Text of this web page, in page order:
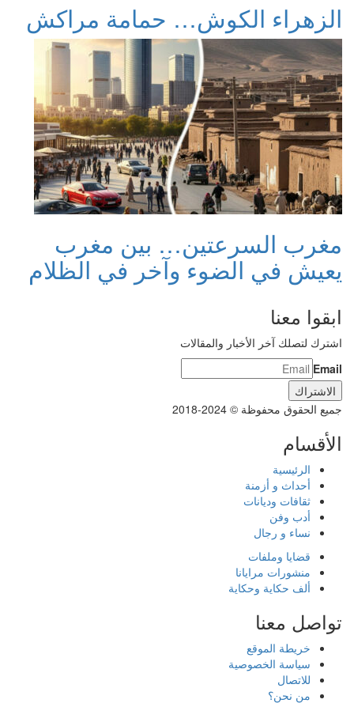
الزهراء الكوش… حمامة مراكش
مغرب السرعتين… بين مغرب
يعيش في الضوء وآخر في الظلام
ابقوا معنا
اشترك لتصلك آخر الأخبار والمقالات
Email
جميع الحقوق محفوظة © 2024-2018
الأقسام
الرئيسية
أحداث و أزمنة
ثقافات وديانات
أدب وفن
نساء و رجال
قضايا وملفات
منشورات مرايانا
ألف حكاية وحكاية
تواصل معنا
خريطة الموقع
سياسة الخصوصية
للاتصال
من نحن؟